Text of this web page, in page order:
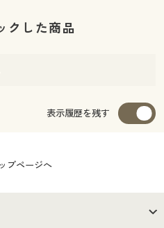
クした商品
表示履歴を残す
プページへ